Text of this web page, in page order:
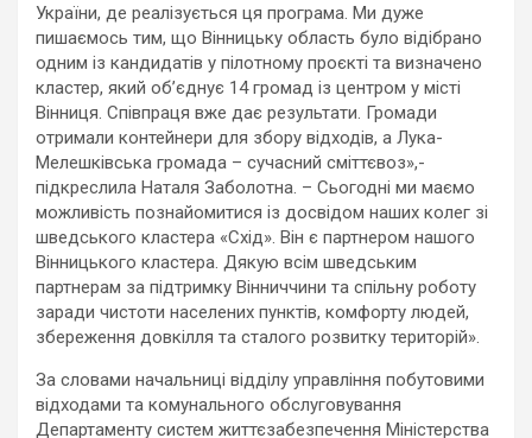
України, де реалізується ця програма. Ми дуже
пишаємось тим, що Вінницьку область було відібрано
одним із кандидатів у пілотному проєкті та визначено
кластер, який об’єднує 14 громад із центром у місті
Вінниця. Співпраця вже дає результати. Громади
отримали контейнери для збору відходів, а Лука-
Мелешківська громада – сучасний сміттєвоз»,-
підкреслила Наталя Заболотна. – Сьогодні ми маємо
можливість познайомитися із досвідом наших колег зі
шведського кластера «Схід». Він є партнером нашого
Вінницького кластера. Дякую всім шведським
партнерам за підтримку Вінниччини та спільну роботу
заради чистоти населених пунктів, комфорту людей,
збереження довкілля та сталого розвитку територій».
За словами начальниці відділу управління побутовими
відходами та комунального обслуговування
Департаменту систем життєзабезпечення Міністерства